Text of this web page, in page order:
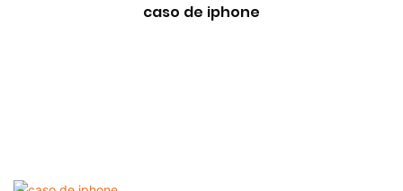
caso de iphone